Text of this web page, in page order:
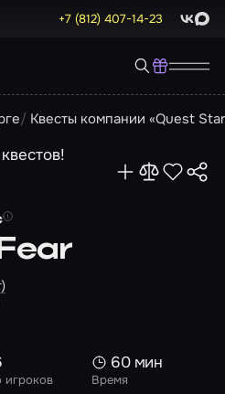
+7 (812) 407-14-23 Max
Квесты компании «Quest
игроков Время
60 мин